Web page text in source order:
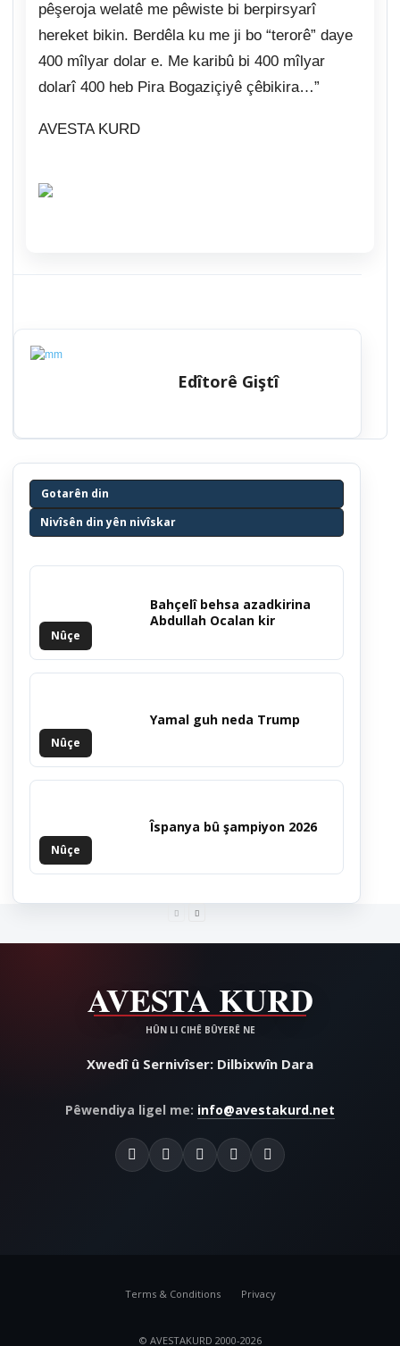
pêşeroja welatê me pêwiste bi berpirsyarî
hereket bikin. Berdêla ku me ji bo “terorê” daye
400 mîlyar dolar e. Me karibû bi 400 mîlyar
dolarî 400 heb Pira Bogaziçiyê çêbikira…”
AVESTA KURD
Edîtorê Giştî
Gotarên din
Nivîsên din yên nivîskar
Nûçe
Bahçelî behsa azadkirina
Abdullah Ocalan kir
Nûçe
Yamal guh neda Trump
Nûçe
Îspanya bû şampiyon 2026
Xwedî û Sernivîser: Dilbixwîn Dara
Pêwendiya ligel me: info@avestakurd.net
Terms & Conditions Privacy
© AVESTAKURD 2000-2026